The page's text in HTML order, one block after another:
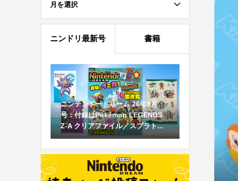
月を選択
ニンドリ最新号 書籍
ニンテンドードリーム 26年9月
号：付録はPokémon LEGENDS
Z-A クリアファイル／スプラト...